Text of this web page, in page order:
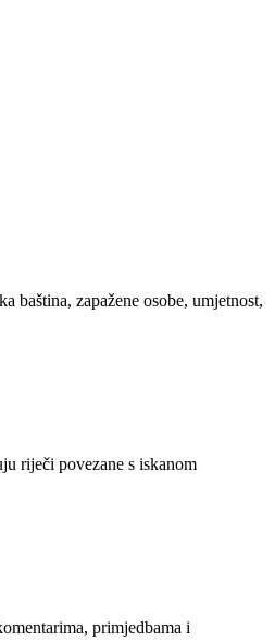
baština, zapažene osobe, umjetnost,
riječi povezane s iskanom
primjedbama i